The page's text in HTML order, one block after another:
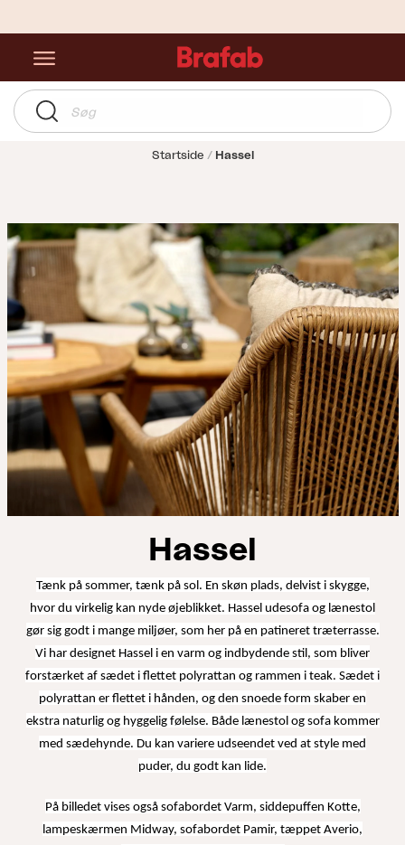
Startside Hassel
Hassel
Tænk på sommer, tænk på sol. En skøn plads, delvist i skygge,
hvor du virkelig kan nyde øjeblikket. Hassel udesofa og lænestol
gør sig godt i mange miljøer, som her på en patineret træterrasse.
Vi har designet Hassel i en varm og indbydende stil, som bliver
forstærket af sædet i flettet polyrattan og rammen i teak. Sædet i
polyrattan er flettet i hånden, og den snoede form skaber en
ekstra naturlig og hyggelig følelse. Både lænestol og sofa kommer
med sædehynde. Du kan variere udseendet ved at style med
puder, du godt kan lide.
På billedet vises også sofabordet Varm, siddepuffen Kotte,
lampeskærmen Midway, sofabordet Pamir, tæppet Averio,